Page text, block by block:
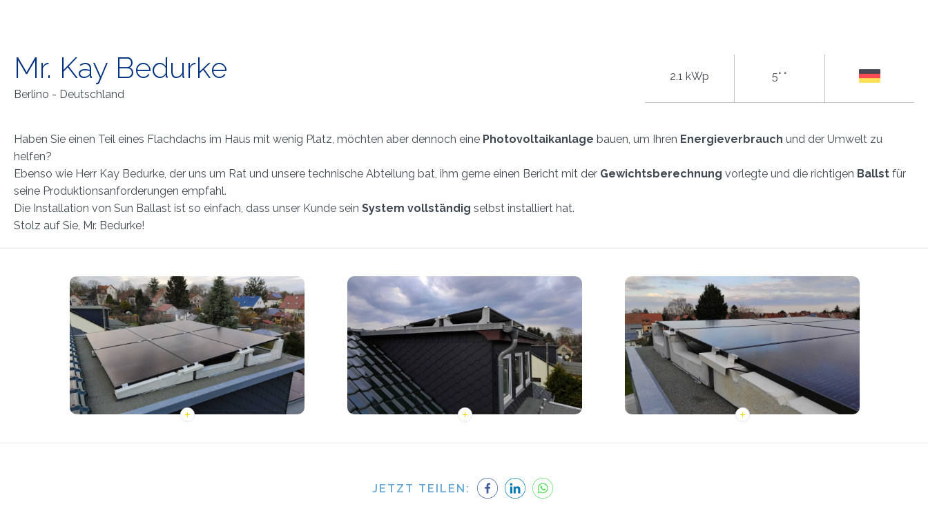
Mr. Kay Bedurke
Berlino - Deutschland
2.1 kWp 5° °
Haben Sie einen Teil eines Flachdachs im Haus mit wenig Platz, möchten aber dennoch eine Photovoltaikanlage bauen, um Ihren Energieverbrauch und der Umwelt zu
helfen?
Ebenso wie Herr Kay Bedurke, der uns um Rat und unsere technische Abteilung bat, ihm gerne einen Bericht mit der Gewichtsberechnung vorlegte und die richtigen Ballst für
seine Produktionsanforderungen empfahl.
Die Installation von Sun Ballast ist so einfach, dass unser Kunde sein System vollständig selbst installiert hat.
Stolz auf Sie, Mr. Bedurke!
JETZT TEILEN: